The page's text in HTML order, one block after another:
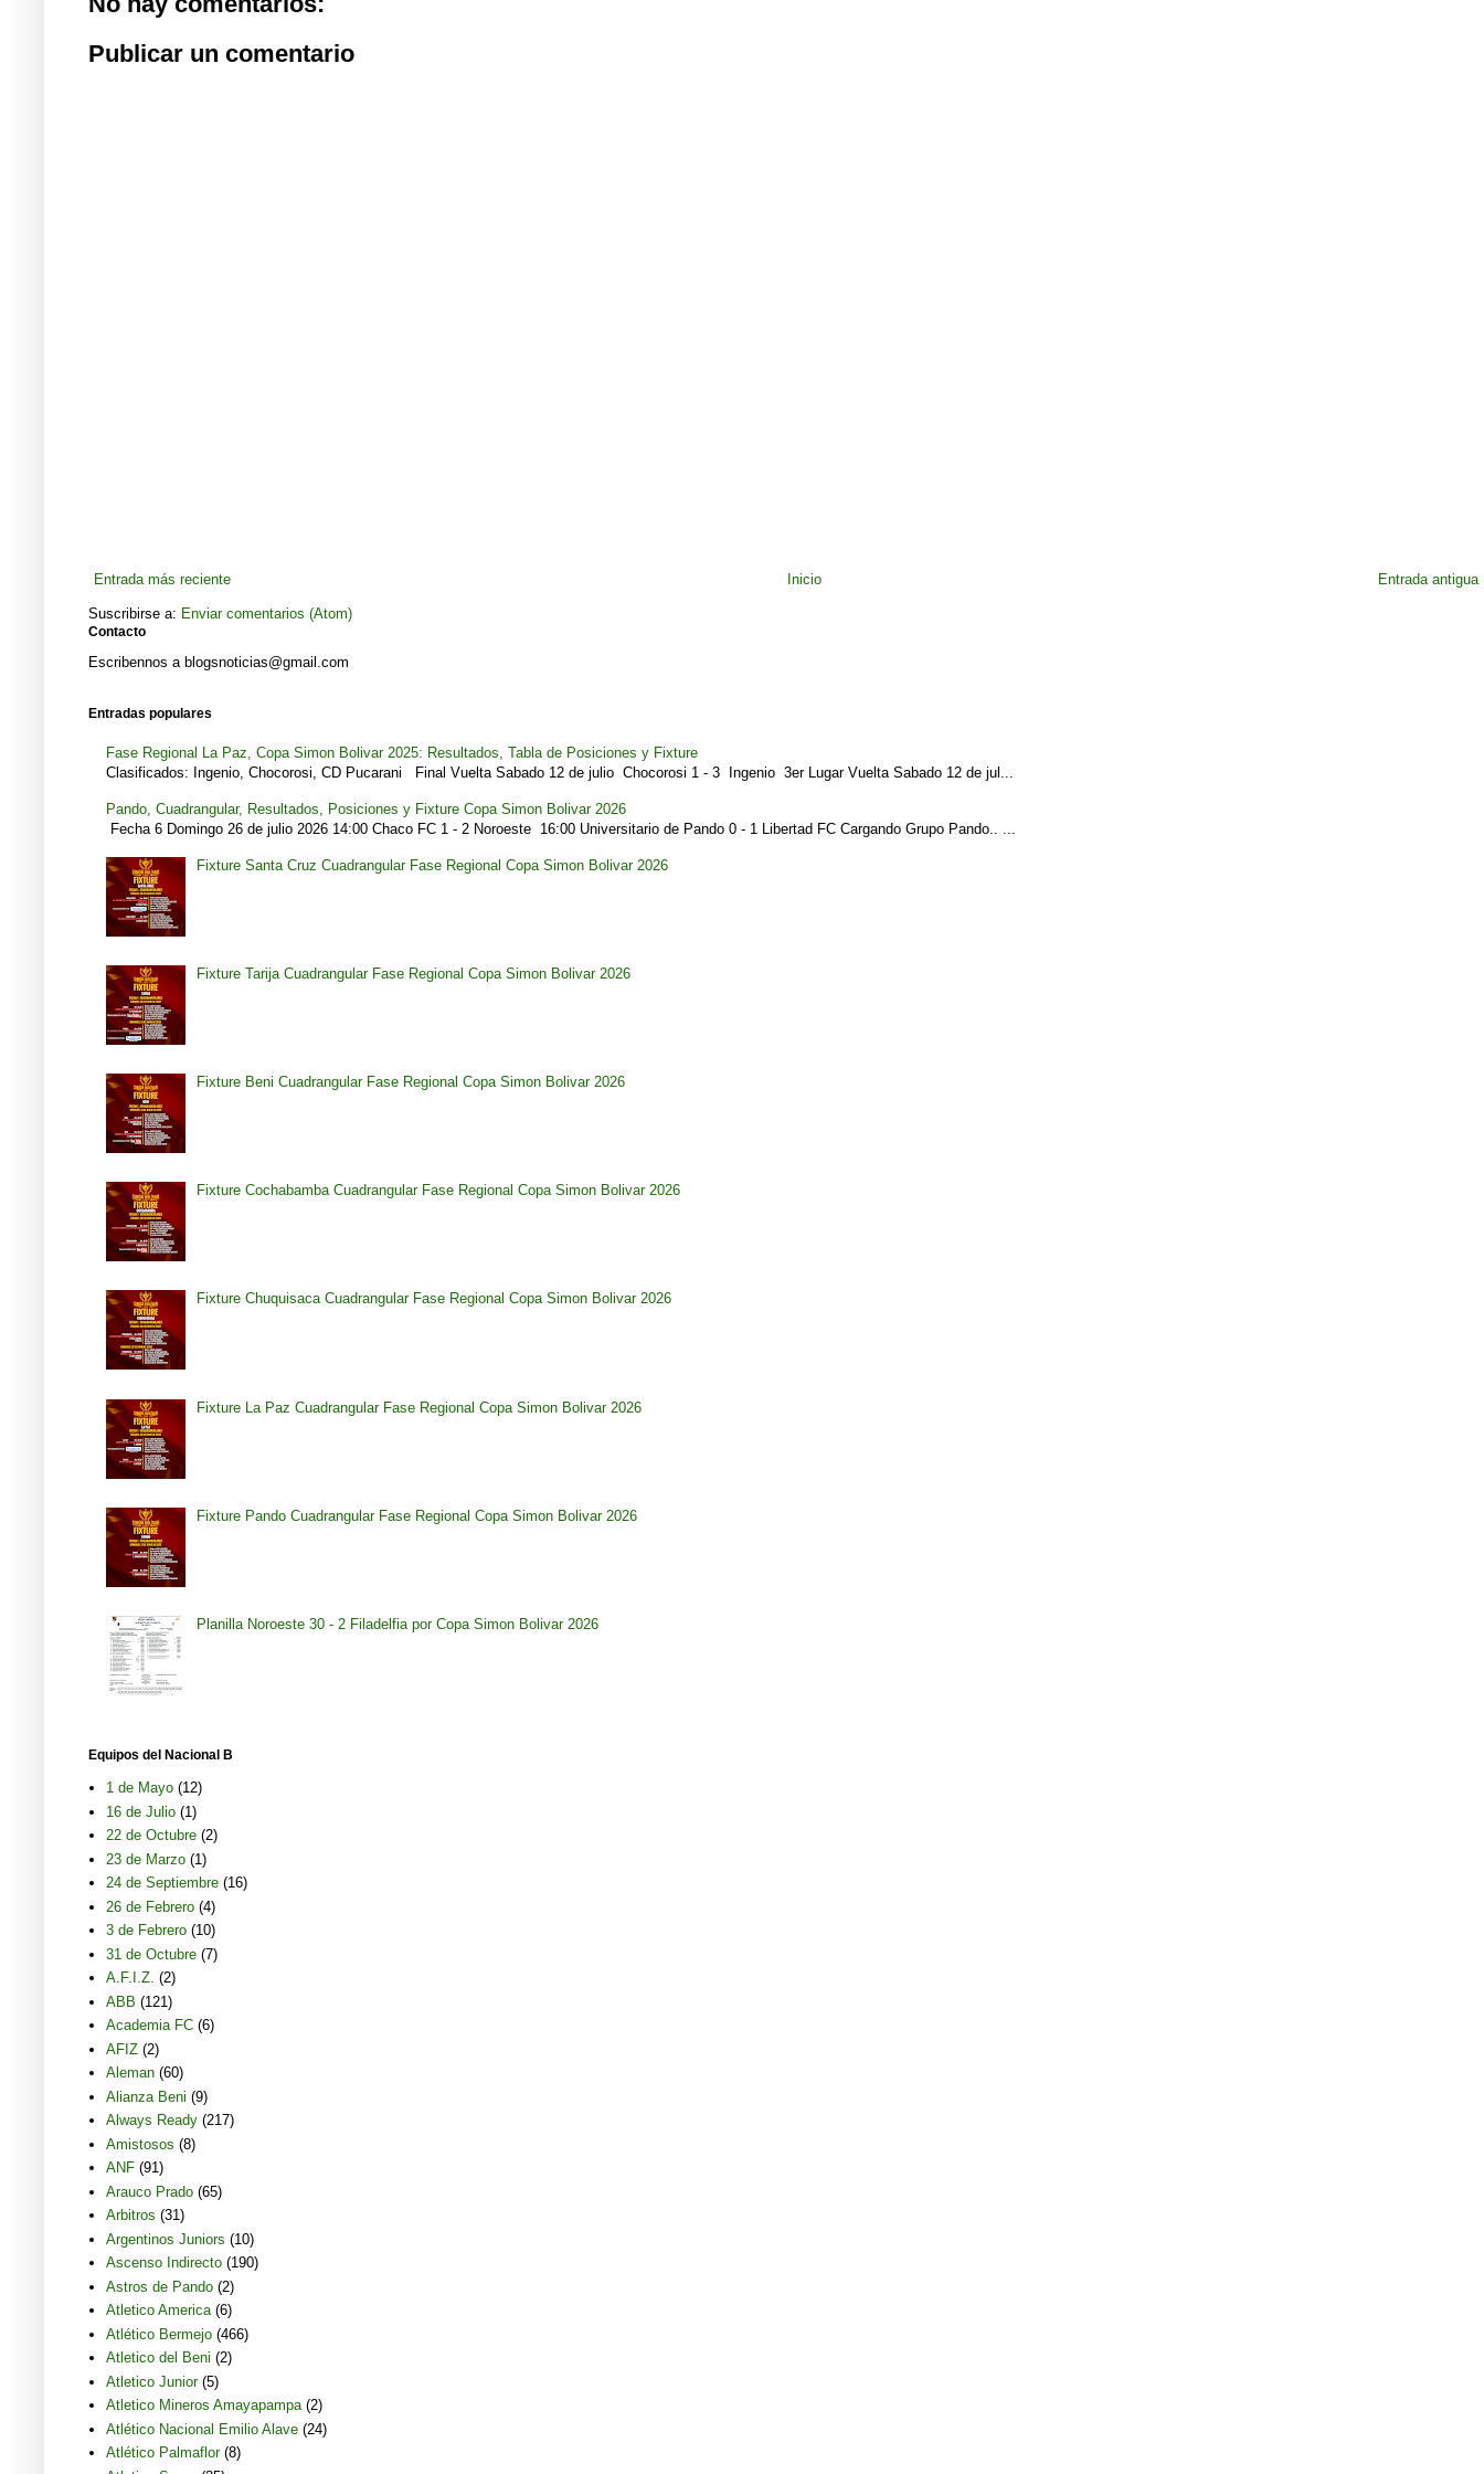
Publicar un comentario
Entrada más reciente Entrada antigua
Inicio
Suscribirse a: Enviar comentarios (Atom)
Contacto
Escribennos a blogsnoticias@gmail.com
Entradas populares
Fase Regional La Paz, Copa Simon Bolivar 2025: Resultados, Tabla de Posiciones y Fixture
Clasificados: Ingenio, Chocorosi, CD Pucarani Final Vuelta Sabado 12 de julio Chocorosi 1 - 3 Ingenio 3er Lugar Vuelta Sabado 12 de jul...
Pando, Cuadrangular, Resultados, Posiciones y Fixture Copa Simon Bolivar 2026
Fecha 6 Domingo 26 de julio 2026 14:00 Chaco FC 1 - 2 Noroeste 16:00 Universitario de Pando 0 - 1 Libertad FC Cargando Grupo Pando.. ...
Fixture Santa Cruz Cuadrangular Fase Regional Copa Simon Bolivar 2026
Fixture Tarija Cuadrangular Fase Regional Copa Simon Bolivar 2026
Fixture Beni Cuadrangular Fase Regional Copa Simon Bolivar 2026
Fixture Cochabamba Cuadrangular Fase Regional Copa Simon Bolivar 2026
Fixture Chuquisaca Cuadrangular Fase Regional Copa Simon Bolivar 2026
Fixture La Paz Cuadrangular Fase Regional Copa Simon Bolivar 2026
Fixture Pando Cuadrangular Fase Regional Copa Simon Bolivar 2026
Planilla Noroeste 30 - 2 Filadelfia por Copa Simon Bolivar 2026
Equipos del Nacional B
1 de Mayo (12)
16 de Julio (1)
22 de Octubre (2)
23 de Marzo (1)
24 de Septiembre (16)
26 de Febrero (4)
3 de Febrero (10)
31 de Octubre (7)
A.F.I.Z. (2)
ABB (121)
Academia FC (6)
AFIZ (2)
Aleman (60)
Alianza Beni (9)
Always Ready (217)
Amistosos (8)
ANF (91)
Arauco Prado (65)
Arbitros (31)
Argentinos Juniors (10)
Ascenso Indirecto (190)
Astros de Pando (2)
Atletico America (6)
Atlético Bermejo (466)
Atletico del Beni (2)
Atletico Junior (5)
Atletico Mineros Amayapampa (2)
Atlético Nacional Emilio Alave (24)
Atlético Palmaflor (8)